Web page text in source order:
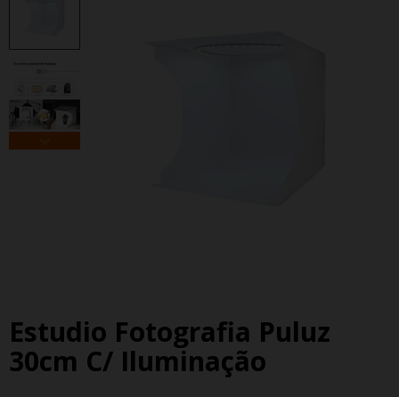
Estudio Fotografia Puluz
30cm C/ Iluminação